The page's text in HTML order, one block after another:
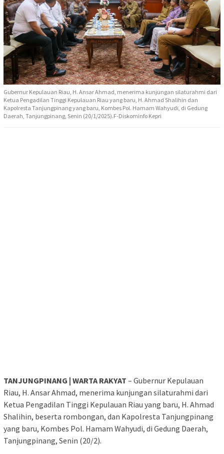
Gubernur Kepulauan Riau, H. Ansar Ahmad, menerima kunjungan silaturahmi dari
Ketua Pengadilan Tinggi Kepulauan Riau yang baru, H. Ahmad Shalihin dan
Kapolresta Tanjungpinang yang baru, Kombes Pol. Hamam Wahyudi, di Gedung
Daerah, Tanjungpinang, Senin (20/1/2025).F-Diskominfo Kepri
TANJUNGPINANG | WARTA RAKYAT – Gubernur Kepulauan
Riau, H. Ansar Ahmad, menerima kunjungan silaturahmi dari
Ketua Pengadilan Tinggi Kepulauan Riau yang baru, H. Ahmad
Shalihin, beserta rombongan, dan Kapolresta Tanjungpinang
yang baru, Kombes Pol. Hamam Wahyudi, di Gedung Daerah,
Tanjungpinang, Senin (20/2).